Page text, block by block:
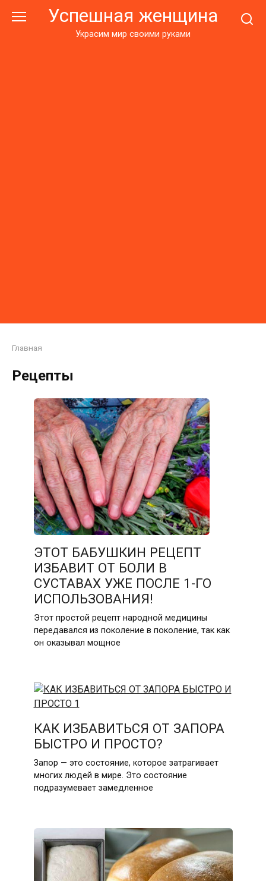
Успешная женщина
Украсим мир своими руками
Главная
Рецепты
ЭТОТ БАБУШКИН РЕЦЕПТ
ИЗБАВИТ ОТ БОЛИ В
СУСТАВАХ УЖЕ ПОСЛЕ 1-ГО
ИСПОЛЬЗОВАНИЯ!
Этот простой рецепт народной медицины
передавался из поколение в поколение, так как
он оказывал мощное
КАК ИЗБАВИТЬСЯ ОТ ЗАПОРА
БЫСТРО И ПРОСТО?
Запор — это состояние, которое затрагивает
многих людей в мире. Это состояние
подразумевает замедленное